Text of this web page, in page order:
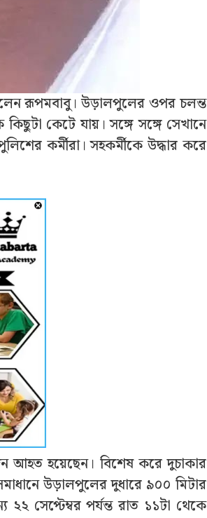
রূপমবাবু। উড়ালপুলের ওপর চলন্ত
কেটে যায়। সঙ্গে সঙ্গে সেখানে
কর্মীরা। সহকর্মীকে উদ্ধার করে
আহত হয়েছেন। বিশেষ করে দুচাকার
উড়ালপুলের দুধারে ৯০০ মিটার
সেপ্টেম্বর পর্যন্ত রাত ১১টা থেকে